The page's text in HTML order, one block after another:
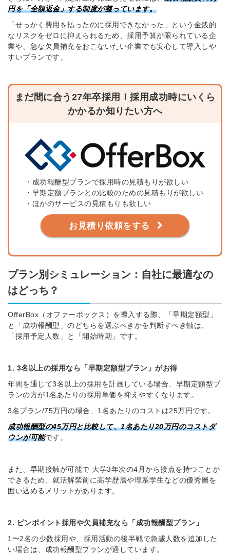
円を「全額返金」する制度が整っています。
「せっかく費用を払ったのに採用できなかった」という金銭的
なリスクをゼロに抑えられるため、採用予算が限られている企
業や、急な欠員補充をおこないたい企業でも安心して導入しや
すいプランです。
まだ間に合う27年卒採用！採用成功時にいくら
かかるか知りたい方へ
・成功報酬型プランで採用時の見積もりが欲しい
・早期定額プランとの比較のための見積もりが欲しい
・ほかのサービスの見積もりも欲しい
お見積り依頼をする
プラン別シミュレーション：自社に最適なの
はどっち？
OfferBox（オファーボックス）を導入する際、「早期定額型」
と「成功報酬型」のどちらを選ぶべきかを判断すべき軸は、
「採用予定人数」と「開始時期」です。
1. 3名以上の採用なら「早期定額型プラン」がお得
年間を通じて3名以上の採用を計画している場合、早期定額型プ
ランの方が1名あたりの採用単価を抑えやすくなります。
3名プラン/75万円の場合、1名あたりのコストは25万円です。
成功報酬型の45万円と比較して、1名あたり20万円のコストダ
ウンが可能です。
また、早期接触が可能で 大学3年次の4月から接点を持つことが
できるため、就活解禁前に高学歴層や理系学生などの優秀層を
囲い込めるメリットがあります。
2. ピンポイント採用や欠員補充なら「成功報酬型プラン」
1〜2名の少数採用や、採用活動の後半戦で急遽人数を追加した
い場合は、成功報酬型プランが適しています。